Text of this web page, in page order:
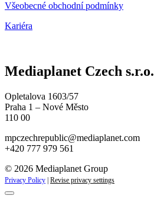
Všeobecné obchodní podmínky
Kariéra
Mediaplanet Czech s.r.o.
Opletalova 1603/57
Praha 1 – Nové Město
110 00
mpczechrepublic@mediaplanet.com
+420 777 979 561
© 2026 Mediaplanet Group
Privacy Policy | Revise privacy settings